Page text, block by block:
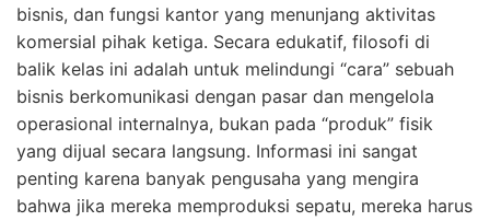
bisnis, dan fungsi kantor yang menunjang aktivitas
komersial pihak ketiga. Secara edukatif, filosofi di
balik kelas ini adalah untuk melindungi “cara” sebuah
bisnis berkomunikasi dengan pasar dan mengelola
operasional internalnya, bukan pada “produk” fisik
yang dijual secara langsung. Informasi ini sangat
penting karena banyak pengusaha yang mengira
bahwa jika mereka memproduksi sepatu, mereka harus